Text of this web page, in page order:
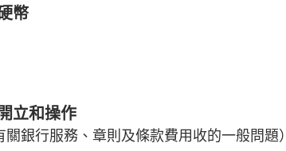
幣
立和操作
關銀行服務、章則及條款費用收的一般問題）